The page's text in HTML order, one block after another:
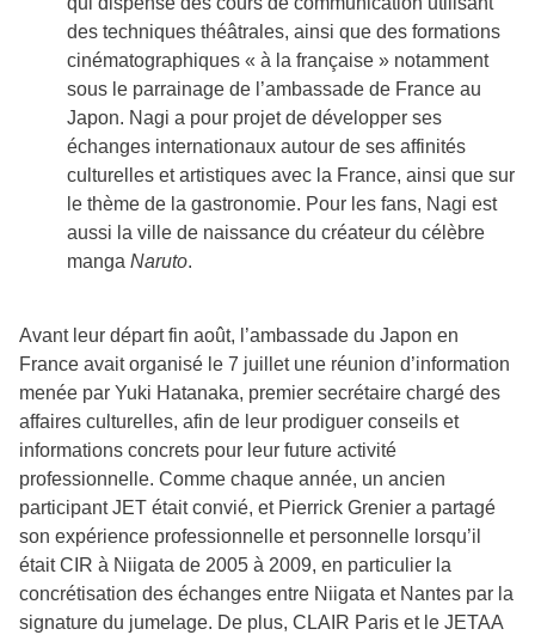
des techniques théâtrales, ainsi que des formations
cinématographiques « à la française » notamment
sous le parrainage de l’ambassade de France au
Japon. Nagi a pour projet de développer ses
échanges internationaux autour de ses affinités
culturelles et artistiques avec la France, ainsi que sur
le thème de la gastronomie. Pour les fans, Nagi est
aussi la ville de naissance du créateur du célèbre
manga Naruto.
Avant leur départ fin août, l’ambassade du Japon en
France avait organisé le 7 juillet une réunion d’information
menée par Yuki Hatanaka, premier secrétaire chargé des
affaires culturelles, afin de leur prodiguer conseils et
informations concrets pour leur future activité
professionnelle. Comme chaque année, un ancien
participant JET était convié, et Pierrick Grenier a partagé
son expérience professionnelle et personnelle lorsqu’il
était CIR à Niigata de 2005 à 2009, en particulier la
concrétisation des échanges entre Niigata et Nantes par la
signature du jumelage. De plus, CLAIR Paris et le JETAA